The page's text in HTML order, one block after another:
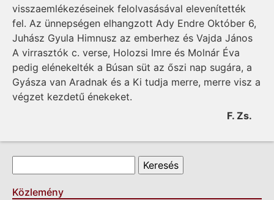
visszaemlékezéseinek felolvasásával elevenítették
fel. Az ünnepségen elhangzott Ady Endre Október 6,
Juhász Gyula Himnusz az emberhez és Vajda János
A virrasztók c. verse, Holozsi Imre és Molnár Éva
pedig elénekelték a Búsan süt az őszi nap sugára, a
Gyásza van Aradnak és a Ki tudja merre, merre visz a
végzet kezdetű énekeket.
F. Zs.
Keresés űrlap
Keresés
Közlemény